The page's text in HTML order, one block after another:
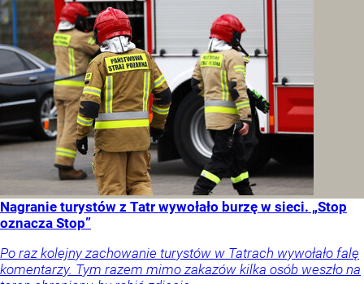
Nagranie turystów z Tatr wywołało burzę w sieci. „Stop
oznacza Stop”
Po raz kolejny zachowanie turystów w Tatrach wywołało falę
komentarzy. Tym razem mimo zakazów kilka osób weszło na